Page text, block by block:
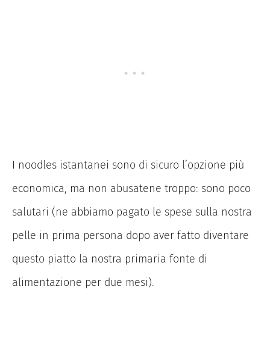
I noodles istantanei sono di sicuro l’opzione più
economica, ma non abusatene troppo: sono poco
salutari (ne abbiamo pagato le spese sulla nostra
pelle in prima persona dopo aver fatto diventare
questo piatto la nostra primaria fonte di
alimentazione per due mesi).